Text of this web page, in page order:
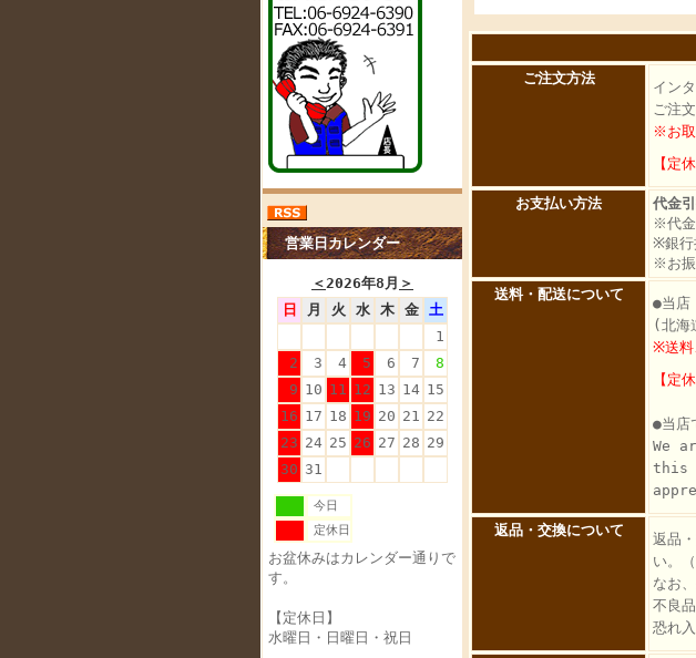
営業日カレンダー
＜2026年8月 ＞
日
月 火 水 木 金
土
1
2
3 4 5 6 7
8
9 10 11 12 13 14 15
16 17 18 19 20 21 22
23 24 25 26 27 28 29
30 31
今日
定休日
お盆休みはカレンダー通りで
す。
【定休日】
水曜日・日曜日・祝日
ご注文方法
イン
ご注
※お取
【定
お支払い方法
代金
※代金
※銀行
※お振
送料・配送について
●当店
(北海
※送料
【定
●当店
We
this
返品・交換について
返品
い。
なお
不良
恐れ